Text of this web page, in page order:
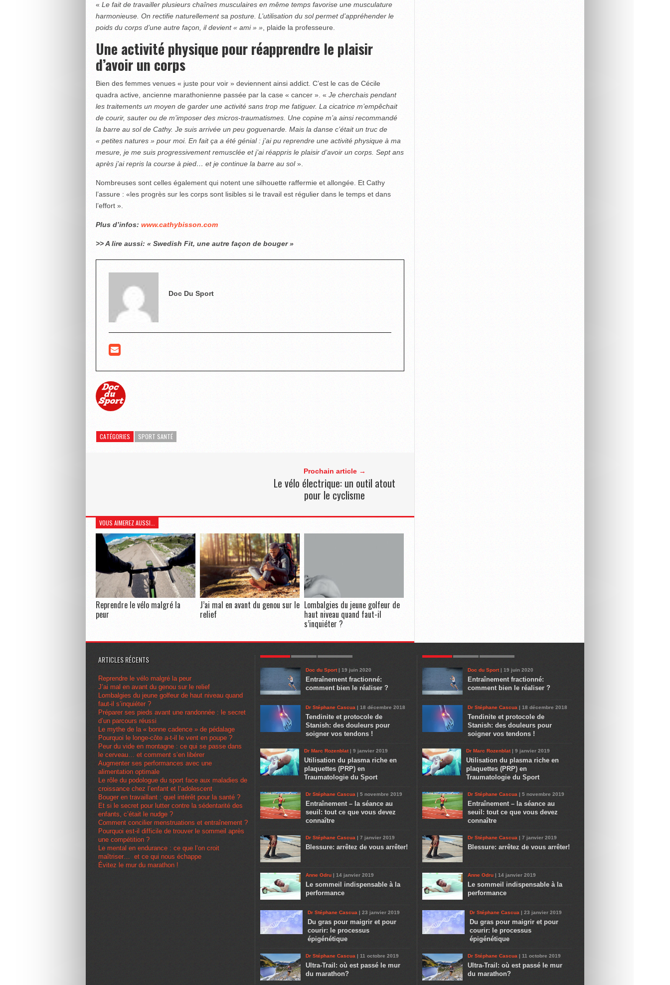
« Le fait de travailler plusieurs chaînes musculaires en même temps favorise une musculature
harmonieuse. On rectifie naturellement sa posture. L’utilisation du sol permet d’appréhender le
poids du corps d’une autre façon, il devient « ami » », plaide la professeure.
Une activité physique pour réapprendre le plaisir
d’avoir un corps
Bien des femmes venues « juste pour voir » deviennent ainsi addict. C’est le cas de Cécile
quadra active, ancienne marathonienne passée par la case « cancer ». « Je cherchais pendant
les traitements un moyen de garder une activité sans trop me fatiguer. La cicatrice m’empêchait
de courir, sauter ou de m’imposer des micros-traumatismes. Une copine m’a ainsi recommandé
la barre au sol de Cathy. Je suis arrivée un peu goguenarde. Mais la danse c’était un truc de
« petites natures » pour moi. En fait ça a été génial : j’ai pu reprendre une activité physique à ma
mesure, je me suis progressivement remusclée et j’ai réappris le plaisir d’avoir un corps. Sept ans
après j’ai repris la course à pied… et je continue la barre au sol».
Nombreuses sont celles également qui notent une silhouette raffermie et allongée. Et Cathy
l’assure : «les progrès sur les corps sont lisibles si le travail est régulier dans le temps et dans
l’effort ».
Plus d’infos: www.cathybisson.com
>> A lire aussi: « Swedish Fit, une autre façon de bouger »
Doc Du Sport
CATÉGORIES SPORT SANTÉ
Prochain article →
Le vélo électrique: un outil atout
pour le cyclisme
VOUS AIMEREZ AUSSI...
Reprendre le vélo malgré la
peur
J’ai mal en avant du genou sur le
relief
Lombalgies du jeune golfeur de
haut niveau quand faut-il
s’inquiéter ?
ARTICLES RÉCENTS
Reprendre le vélo malgré la peur
J’ai mal en avant du genou sur le relief
Lombalgies du jeune golfeur de haut niveau quand
faut-il s’inquiéter ?
Préparer ses pieds avant une randonnée : le secret
d’un parcours réussi
Le mythe de la « bonne cadence » de pédalage
Pourquoi le longe-côte a-t-il le vent en poupe ?
Peur du vide en montagne : ce qui se passe dans
le cerveau… et comment s’en libérer
Augmenter ses performances avec une
alimentation optimale
Le rôle du podologue du sport face aux maladies de
croissance chez l’enfant et l’adolescent
Bouger en travaillant : quel intérêt pour la santé ?
Et si le secret pour lutter contre la sédentarité des
enfants, c’était le nudge ?
Comment concilier menstruations et entraînement ?
Pourquoi est-il difficile de trouver le sommeil après
une compétition ?
Le mental en endurance : ce que l’on croit
maîtriser… et ce qui nous échappe
Évitez le mur du marathon !
Doc du Sport | 19 juin 2020
Entraînement fractionné:
comment bien le réaliser ?
Dr Stéphane Cascua | 18 décembre 2018
Tendinite et protocole de
Stanish: des douleurs pour
soigner vos tendons !
Dr Marc Rozenblat| 9 janvier 2019
Utilisation du plasma riche en
plaquettes (PRP) en
Traumatologie du Sport
Dr Stéphane Cascua | 5 novembre 2019
Entraînement – la séance au
seuil: tout ce que vous devez
connaître
Dr Stéphane Cascua | 7 janvier 2019
Blessure: arrêtez de vous arrêter!
Anne Odru | 14 janvier 2019
Le sommeil indispensable à la
performance
Dr Stéphane Cascua | 23 janvier 2019
Du gras pour maigrir et pour
courir: le processus
épigénétique
Dr Stéphane Cascua | 11 octobre 2019
Ultra-Trail: où est passé le mur
du marathon?
Doc du Sport| 19 juin 2020
Entraînement fractionné:
comment bien le réaliser ?
Dr Stéphane Cascua | 18 décembre 2018
Tendinite et protocole de
Stanish: des douleurs pour
soigner vos tendons !
Dr Marc Rozenblat| 9 janvier 2019
Utilisation du plasma riche en
plaquettes (PRP) en
Traumatologie du Sport
Dr Stéphane Cascua | 5 novembre 2019
Entraînement – la séance au
seuil: tout ce que vous devez
connaître
Dr Stéphane Cascua | 7 janvier 2019
Blessure: arrêtez de vous arrêter!
Anne Odru | 14 janvier 2019
Le sommeil indispensable à la
performance
Dr Stéphane Cascua | 23 janvier 2019
Du gras pour maigrir et pour
courir: le processus
épigénétique
Dr Stéphane Cascua | 11 octobre 2019
Ultra-Trail: où est passé le mur
du marathon?